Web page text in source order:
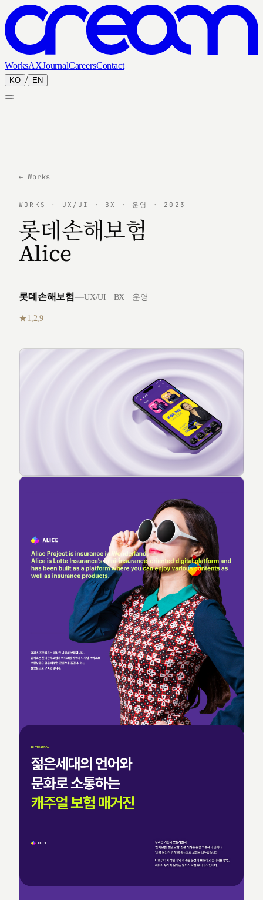
WorksAXJournalCareersContact
KO / EN
← Works
WORKS · UX/UI · BX · 운영 · 2023
롯데손해보험
Alice
롯데손해보험—UX/UI · BX · 운영
1,2,9